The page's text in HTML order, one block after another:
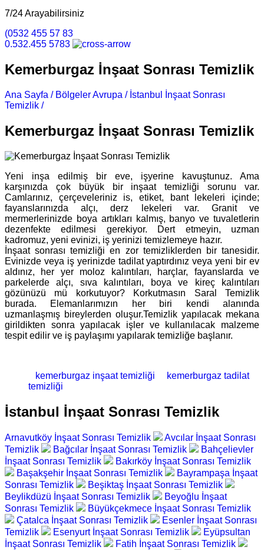
7/24 Arayabilirsiniz
(0532 455 57 83
0.532.455 5783
Kemerburgaz İnşaat Sonrası Temizlik
Ana Sayfa / Bölgeler Avrupa / İstanbul İnşaat Sonrası
Temizlik /
Kemerburgaz İnşaat Sonrası Temizlik
Yeni inşa edilmiş bir eve, işyerine kavuştunuz. Ama
karşınızda çok büyük bir inşaat temizliği sorunu var.
Camlarınız, çerçeveleriniz is, etiket, bant lekeleri içinde;
fayanslarınızda alçı, derz lekeleri var. Granit ve
mermerlerinizde boya artıkları kalmış, banyo ve tuvaletlerin
dezenfekte edilmesi gerekiyor. Dert etmeyin, uzman
kadromuz, yeni evinizi, iş yerinizi temizlemeye hazır.
İnşaat sonrası temizliği en zor temizliklerden bir tanesidir.
Evinizde veya iş yerinizde tadilat yaptırdınız veya yeni bir ev
aldınız, her yer moloz kalıntıları, harçlar, fayanslarda ve
parkelerde alçı, sıva kalıntıları, boya ve kireç kalıntıları
gözünüzü mü korkutuyor? Korkutmasın Saral Temizlik
burada. Elemanlarımızın her biri kendi alanında
uzmanlaşmış bireylerden oluşur.Temizlik yapılacak mekana
girildikten sonra yapılacak işler ve kullanılacak malzeme
tespit edilir ve iş paylaşımı yapılarak temizliğe başlanır.
kemerburgaz inşaat temizliği
kemerburgaz tadilat
temizliği
İstanbul İnşaat Sonrası Temizlik
Arnavutköy İnşaat Sonrası Temizlik
Avcılar İnşaat Sonrası
Temizlik
Bağcılar İnşaat Sonrası Temizlik
Bahçelievler
İnşaat Sonrası Temizlik
Bakırköy İnşaat Sonrası Temizlik
Başakşehir İnşaat Sonrası Temizlik
Bayrampaşa İnşaat
Sonrası Temizlik
Beşiktaş İnşaat Sonrası Temizlik
Beylikdüzü İnşaat Sonrası Temizlik
Beyoğlu İnşaat
Sonrası Temizlik
Büyükçekmece İnşaat Sonrası Temizlik
Çatalca İnşaat Sonrası Temizlik
Esenler İnşaat Sonrası
Temizlik
Esenyurt İnşaat Sonrası Temizlik
Eyüpsultan
İnşaat Sonrası Temizlik
Fatih İnşaat Sonrası Temizlik